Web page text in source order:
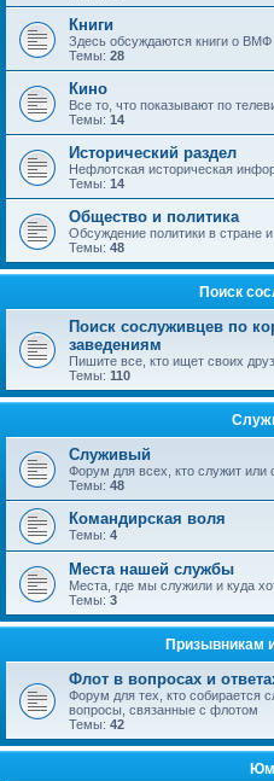
Книги
Здесь обсуждаются книги о ВМФ
Темы: 28
Кино
Все то, что показывают по
Темы: 14
Исторический раздел
Нефлотская историческая
Темы: 14
Общество и политика
Обсуждение политики в стране
Темы: 48
Поиск
Поиск сослуживцев по
заведениям
Пишите все, кто ищет своих
Темы: 110
Служивый
Форум для всех, кто служит или
Темы: 48
Командирская воля
Темы: 4
Места нашей службы
Места, где мы служили и куда
Темы: 3
Призывникам
Флот в вопросах и
Форум для тех, кто собирается
вопросы, связанные с флотом
Темы: 42